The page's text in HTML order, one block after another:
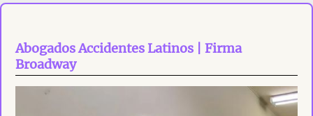
Abogados Accidentes Latinos | Firma
Broadway